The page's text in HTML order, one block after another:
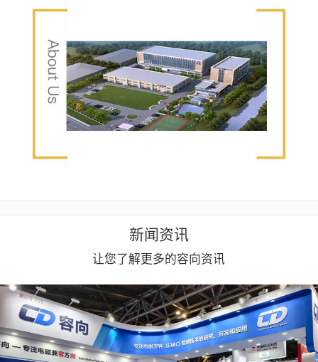
新闻资讯
让您了解更多的容向资讯